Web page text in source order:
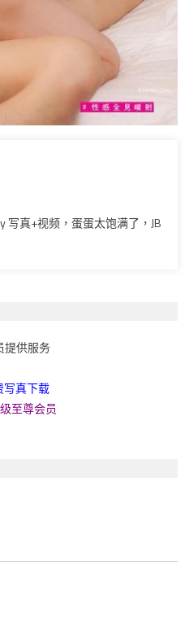
写真+视频，蛋蛋太饱满了，JB
提供服务
写真下载
至尊会员